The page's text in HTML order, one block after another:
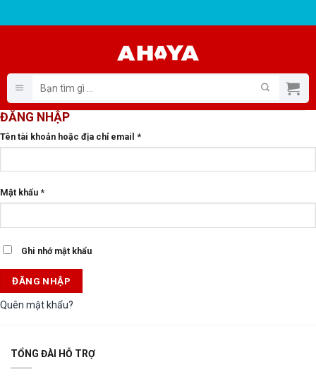
kiếm:
ĐĂNG NHẬP
Tên tài khoản hoặc địa chỉ email *Bắt
buộc
Mật khẩu *Bắt
buộc
Ghi nhớ mật khẩu
ĐĂNG NHẬP
Quên mật khẩu?
TỔNG ĐÀI HỖ TRỢ